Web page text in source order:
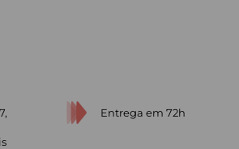
Entrega em 72h